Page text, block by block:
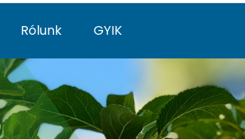
Rólunk GYIK
-